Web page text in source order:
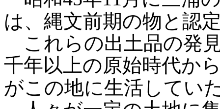
は、縄文前期の物と認
これらの出土品の発
千年以上の原始時代か
がこの地に生活してい